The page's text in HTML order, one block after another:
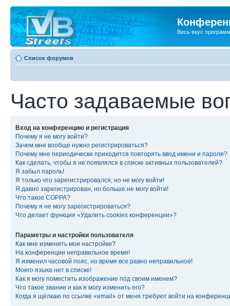
Весь вкус
Список форумов
Часто задаваемые
Вход на конференцию и регистрация
Почему я не могу войти?
Зачем мне вообще нужно регистрироваться?
Почему мне периодически приходится повторять ввод имени и пароля?
Как сделать, чтобы я не появлялся в списке активных пользователей?
Я забыл пароль!
Я только что зарегистрировался, но не могу войти!
Я давно зарегистрирован, но больше не могу войти!
Что такое COPPA?
Почему я не могу зарегистрироваться?
Что делает функция «Удалить cookies конференции»?
Параметры и настройки пользователя
Как мне изменить мои настройки?
На конференции неправильное время!
Я изменил часовой пояс, но время все равно неправильное!
Моего языка нет в списке!
Как я могу поместить изображение под своим именем?
Что такое звание и как я могу изменить его?
Когда я щёлкаю по ссылке «email» от меня требуют войти на